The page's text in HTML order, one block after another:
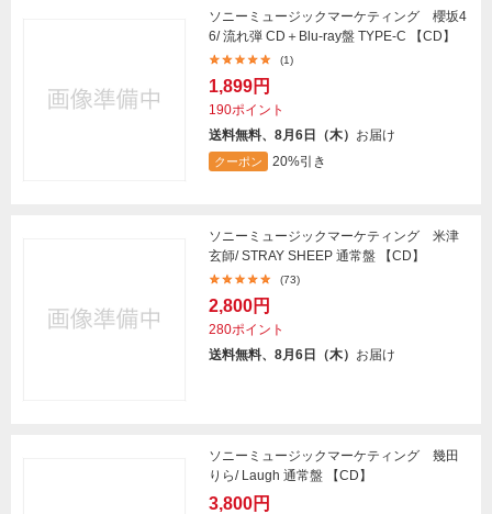
ソニーミュージックマーケティング 櫻坂4
6/ 流れ弾 CD＋Blu-ray盤 TYPE-C 【CD】
(1)
1,899円
190ポイント
送料無料、8月6日（木） お届け
クーポン 20%引き
ソニーミュージックマーケティング 米津
玄師/ STRAY SHEEP 通常盤 【CD】
(73)
2,800円
280ポイント
送料無料、8月6日（木） お届け
ソニーミュージックマーケティング 幾田
りら/ Laugh 通常盤 【CD】
3,800円